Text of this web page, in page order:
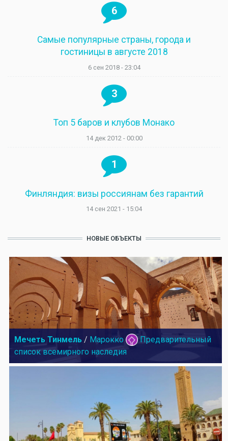
6
Самые популярные страны, города и
гостиницы в августе 2018
6 сен 2018 - 23:04
3
Топ 5 баров и клубов Монако
14 дек 2012 - 00:00
1
Финляндия: визы россиянам без гарантий
14 сен 2021 - 15:04
НОВЫЕ ОБЪЕКТЫ
Мечеть Тинмель / Марокко
Предварительный
список всемирного наследия